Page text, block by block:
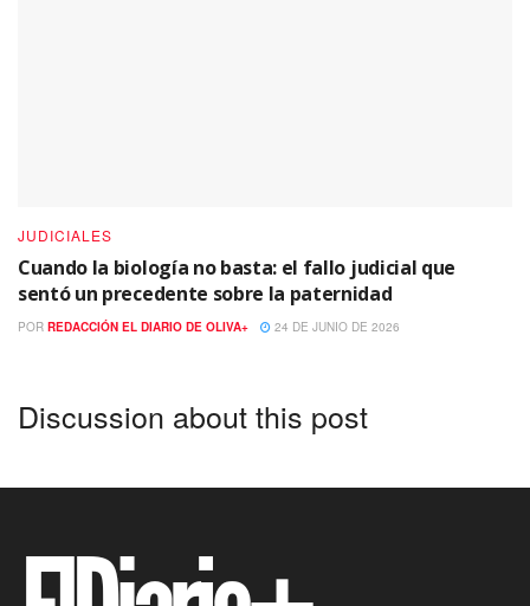
JUDICIALES
Cuando la biología no basta: el fallo judicial que
sentó un precedente sobre la paternidad
POR REDACCIÓN EL DIARIO DE OLIVA+ 24 DE JUNIO DE 2026
Discussion about this post